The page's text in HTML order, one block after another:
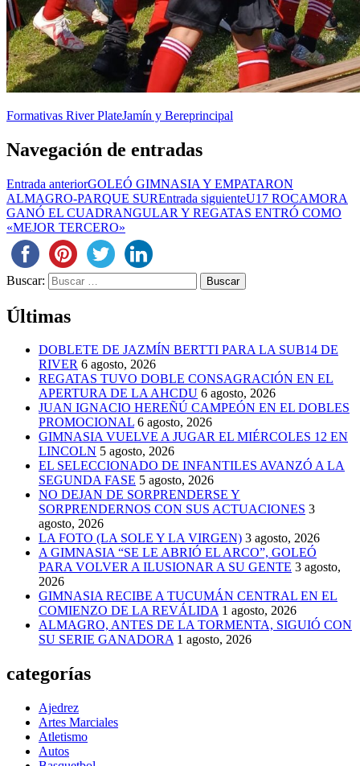
Formativas River PlateJamín y Bereprincipal
Navegación de entradas
Entrada anteriorGOLEÓ GIMNASIA Y EMPATARON
ALMAGRO-PARQUE SUREntrada siguienteU17 ROCAMORA
GANÓ EL CUADRANGULAR Y REGATAS ENTRÓ COMO
«MEJOR TERCERO»
Buscar:
Últimas
DOBLETE DE JAZMÍN BERTTI PARA LA SUB14 DE
RIVER 6 agosto, 2026
REGATAS TUVO DOBLE CONSAGRACIÓN EN EL
APERTURA DE LA AHCDU 6 agosto, 2026
JUAN IGNACIO HEREÑÚ CAMPEÓN EN EL DOBLES
PROMOCIONAL 6 agosto, 2026
GIMNASIA VUELVE A JUGAR EL MIÉRCOLES 12 EN
LINCOLN 5 agosto, 2026
EL SELECCIONADO DE INFANTILES AVANZÓ A LA
SEGUNDA FASE 5 agosto, 2026
NO DEJAN DE SORPRENDERSE Y
SORPRENDERNOS CON SUS ACTUACIONES 3
agosto, 2026
LA FOTO (LA SOLE Y LA VIRGEN) 3 agosto, 2026
A GIMNASIA “SE LE ABRIÓ EL ARCO”, GOLEÓ
PARA VOLVER A ILUSIONAR A SU GENTE 3 agosto,
2026
GIMNASIA RECIBE A TUCUMÁN CENTRAL EN EL
COMIENZO DE LA REVÁLIDA 1 agosto, 2026
ALMAGRO, ANTES DE LA TORMENTA, SIGUIÓ CON
SU SERIE GANADORA 1 agosto, 2026
categorías
Ajedrez
Artes Marciales
Atletismo
Autos